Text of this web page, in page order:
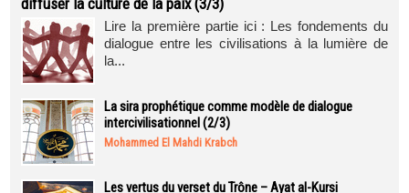
diffuser la culture de la paix (3/3)
Lire la première partie ici : Les fondements du
dialogue entre les civilisations à la lumière de
la...
La sira prophétique comme modèle de dialogue
intercivilisationnel (2/3)
Mohammed El Mahdi Krabch
Les vertus du verset du Trône – Ayat al-Kursi